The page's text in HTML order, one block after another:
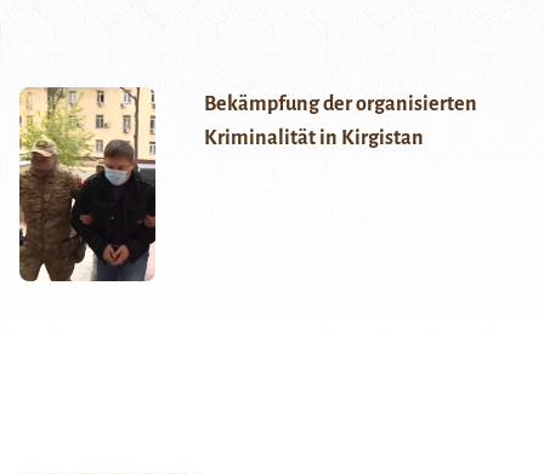
Bekämpfung der organisierten
Kriminalität in Kirgistan